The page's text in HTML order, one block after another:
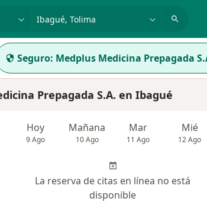
o nombre
p. ej. Bogotá
Seguro: Medplus Medicina Prepagada
Prepagada S.A. en Ibagué
Hoy
9 Ago
Mañana
10 Ago
Mar
11 Ago
Mié
12 Ago
La reserva de citas en línea no está
disponible